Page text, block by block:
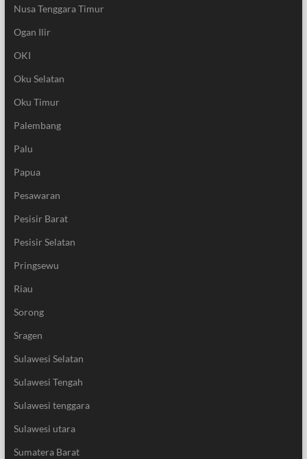
Nusa Tenggara Timur
Ogan Ilir
OKI
Oku Selatan
Oku Timur
Palembang
Palu
Papua
Pesawaran
Pesisir Barat
Pesisir Selatan
Pringsewu
Riau
Sorong
Sragen
Sulawesi Selatan
Sulawesi Tengah
Sulawesi tenggara
Sulawesi utara
Sumatera Barat